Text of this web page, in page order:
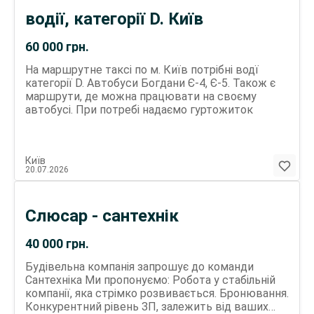
комплектності та зовнішнього вигляду товару; •
маркування готової продукції; • підготовка
замовлень до відправлення; • підтримання
60 000 грн.
водії, категорії D. Київ
На маршрутне таксі по м. Київ потрібні водї
категорії D. Автобуси Богдани Є-4, Є-5. Також є
маршрути, де можна працювати на своєму
автобусі. При потребі надаємо гуртожиток
Київ
20.07.2026
40 000 грн.
Слюсар - сантехнік
Будівельна компанія запрошує до команди
Сантехніка Ми пропонуємо: Робота у стабільній
компанії, яка стрімко розвивається. Бронювання.
Конкурентний рівень ЗП, залежить від ваших